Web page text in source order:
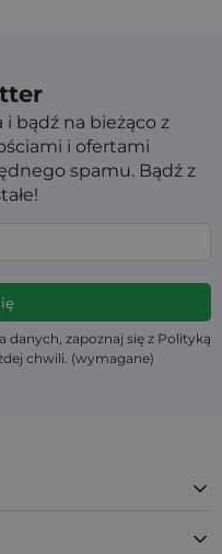
się od
cecha ręcznego
egzemplarz ma swój
eleganckie
Elegancki
uroczy motyw
opakowania na
bądź na bieżąco z
i ofertami
spamu. Bądź z
danych, zapoznaj się z Polityką
chwili. (wymagane)